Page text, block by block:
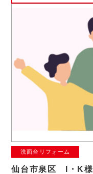
洗面台リフォーム
仙台市泉区 I・K様